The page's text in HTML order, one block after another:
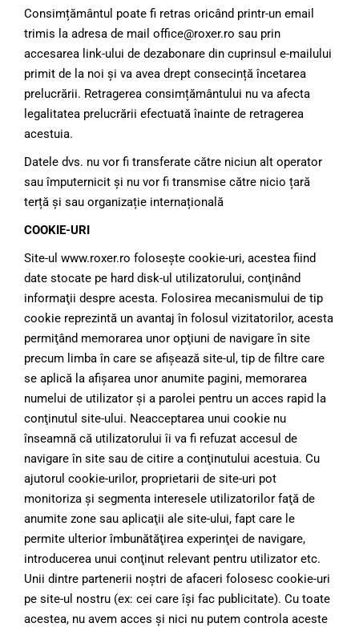
Consimțământul poate fi retras oricând printr-un email
trimis la adresa de mail office@roxer.ro sau prin
accesarea link-ului de dezabonare din cuprinsul e-mailului
primit de la noi și va avea drept consecință încetarea
prelucrării. Retragerea consimțământului nu va afecta
legalitatea prelucrării efectuată înainte de retragerea
acestuia.
Datele dvs. nu vor fi transferate către niciun alt operator
sau împuternicit și nu vor fi transmise către nicio țară
terță și sau organizație internațională
COOKIE-URI
Site-ul www.roxer.ro foloseşte cookie-uri, acestea fiind
date stocate pe hard disk-ul utilizatorului, conţinând
informaţii despre acesta. Folosirea mecanismului de tip
cookie reprezintă un avantaj în folosul vizitatorilor, acesta
permiţând memorarea unor opţiuni de navigare în site
precum limba în care se afişează site-ul, tip de filtre care
se aplică la afişarea unor anumite pagini, memorarea
numelui de utilizator şi a parolei pentru un acces rapid la
conţinutul site-ului. Neacceptarea unui cookie nu
înseamnă că utilizatorului îi va fi refuzat accesul de
navigare în site sau de citire a conţinutului acestuia. Cu
ajutorul cookie-urilor, proprietarii de site-uri pot
monitoriza şi segmenta interesele utilizatorilor faţă de
anumite zone sau aplicaţii ale site-ului, fapt care le
permite ulterior îmbunătăţirea experinţei de navigare,
introducerea unui conţinut relevant pentru utilizator etc.
Unii dintre partenerii noştri de afaceri folosesc cookie-uri
pe site-ul nostru (ex: cei care îşi fac publicitate). Cu toate
acestea, nu avem acces şi nici nu putem controla aceste